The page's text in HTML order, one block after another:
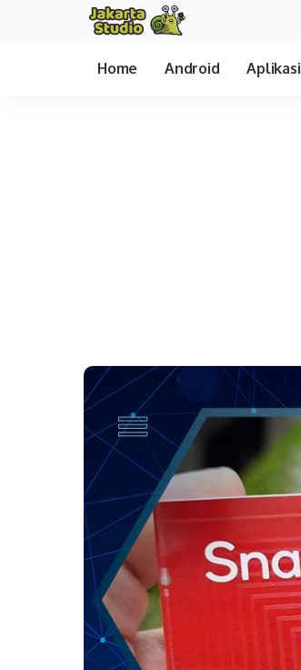
Home Android Aplikasi